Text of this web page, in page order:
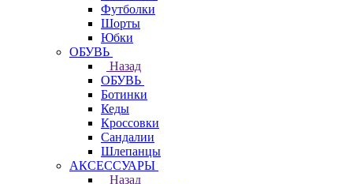
Футболки
Шорты
Юбки
ОБУВЬ
Назад
ОБУВЬ
Ботинки
Кеды
Кроссовки
Сандалии
Шлепанцы
АКСЕССУАРЫ
Назад